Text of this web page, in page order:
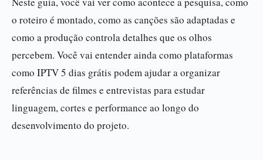
o roteiro é montado, como as canções são adaptadas e
como a produção controla detalhes que os olhos
percebem. Você vai entender ainda como plataformas
como IPTV 5 dias grátis podem ajudar a organizar
referências de filmes e entrevistas para estudar
linguagem, cortes e performance ao longo do
desenvolvimento do projeto.